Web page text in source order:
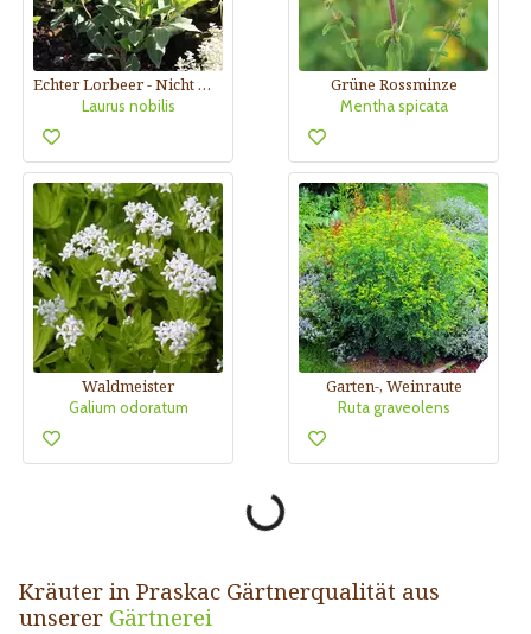
Echter Lorbeer - Nicht winterhart
Laurus nobilis
Grüne Rossminze
Mentha spicata
Waldmeister
Galium odoratum
Garten-, Weinraute
Ruta graveolens
Kräuter in Praskac Gärtnerqualität aus
unserer Gärtnerei